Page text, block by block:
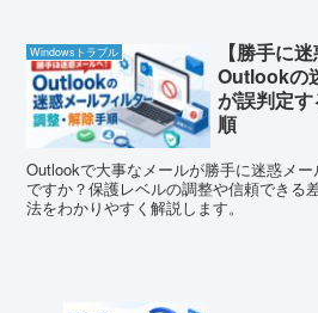
Windowsトラブル
【勝手に
Outlookの
が誤判定
順
Outlookで大事なメールが勝手に迷惑メ
ですか？保護レベルの調整や信頼できる
法をわかりやすく解説します。